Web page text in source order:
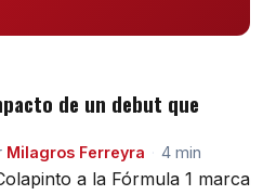
de un debut que
Milagros Ferreyra · 4 min
a la Fórmula 1 marca